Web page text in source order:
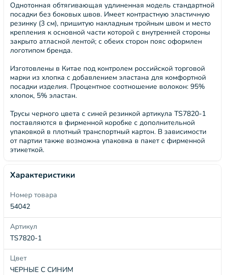
Однотонная обтягивающая удлиненная модель стандартной
посадки без боковых швов. Имеет контрастную эластичную
резинку (3 см), пришитую накладным тройным швом и место
крепления к основной части которой с внутренней стороны
закрыто атласной лентой; с обеих сторон пояс оформлен
логотипом бренда.
Изготовлены в Китае под контролем российской торговой
марки из хлопка с добавлением эластана для комфортной
посадки изделия. Процентное соотношение волокон: 95%
хлопок, 5% эластан.
Трусы черного цвета с синей резинкой артикула TS7820-1
поставляются в фирменной коробке с дополнительной
упаковкой в плотный транспортный картон. В зависимости
от партии также возможна упаковка в пакет с фирменной
этикеткой.
Характеристики
Номер товара
54042
Артикул
TS7820-1
Цвет
ЧЕРНЫЕ С СИНИМ